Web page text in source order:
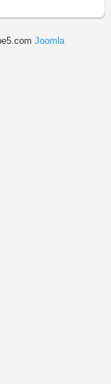
Joomla